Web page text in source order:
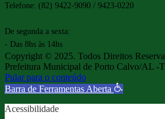
Telefone: (82) 9422-9090 / 9423-0220
De segunda a sexta:
- Das 8hs às 14hs
Copyright © 2025. Todos Direitos
Prefeitura Municipal de Porto Calvo/AL -
Pular para o conteúdo
Barra de Ferramentas Aberta
Acessibilidade